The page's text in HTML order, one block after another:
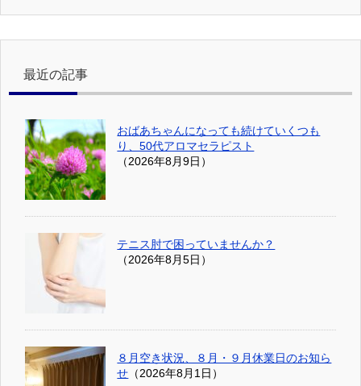
最近の記事
おばあちゃんになっても続けていくつも
り、50代アロマセラピスト
（2026年8月9日）
テニス肘で困っていませんか？
（2026年8月5日）
８月空き状況、８月・９月休業日のお知ら
せ （2026年8月1日）